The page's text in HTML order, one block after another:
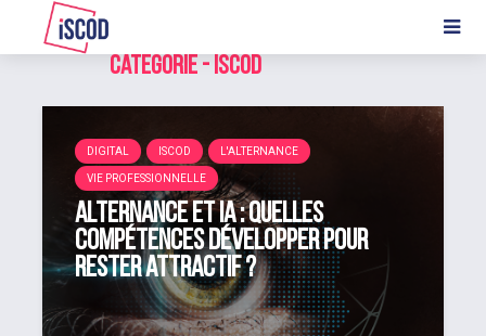
Catégorie - ISCOD
DIGITAL ISCOD L'ALTERNANCE
VIE PROFESSIONNELLE
Alternance et IA : quelles
compétences développer pour
rester attractif ?